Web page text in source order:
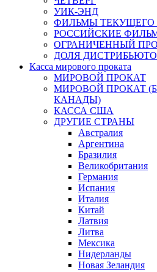
УИК-ЭНД
ФИЛЬМЫ ТЕКУЩЕГО
РОССИЙСКИЕ
ОГРАНИЧЕННЫЙ
ДОЛЯ
Касса мирового проката
МИРОВОЙ ПРОКАТ
МИРОВОЙ ПРОКАТ
КАНАДЫ)
КАССА США
ДРУГИЕ СТРАНЫ
Австралия
Аргентина
Бразилия
Великобритания
Германия
Испания
Италия
Китай
Латвия
Литва
Мексика
Нидерланды
Новая Зеландия